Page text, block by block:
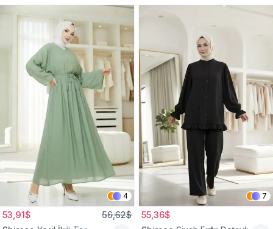
4
53,91$ 56,62$
7
55,36$